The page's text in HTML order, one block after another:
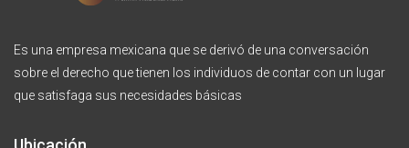
Es una empresa mexicana que se derivó de una conversación
sobre el derecho que tienen los individuos de contar con un lugar
que satisfaga sus necesidades básicas